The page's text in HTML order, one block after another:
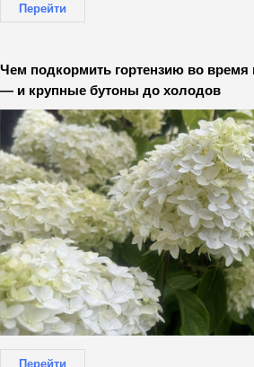
Перейти
Чем подкормить гортензию во время
— и крупные бутоны до холодов
Перейти